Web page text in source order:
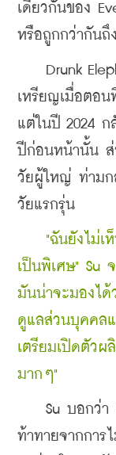
เดียวกันของ
หรือถูกกว่ากันถึ
Drunk
เหรียญเมื่อตอน
แต่ในปี 2024 ก
ปีก่อนหน้านั้น ส่
วัยผู้ใหญ่ ท่ามก
วัยแรกรุ่น
"ฉันยังไม่เห็
เป็นพิเศษ" Su
มันน่าจะมองได้
ดูแลส่วนบุคคลแ
เตรียมเปิดตัว
มากๆ"
Su บอกว่า
ท้าทายจากการ